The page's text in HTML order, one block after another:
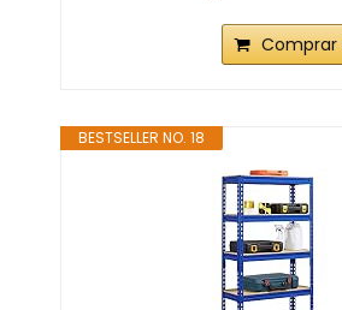
Comprar
BESTSELLER NO. 18